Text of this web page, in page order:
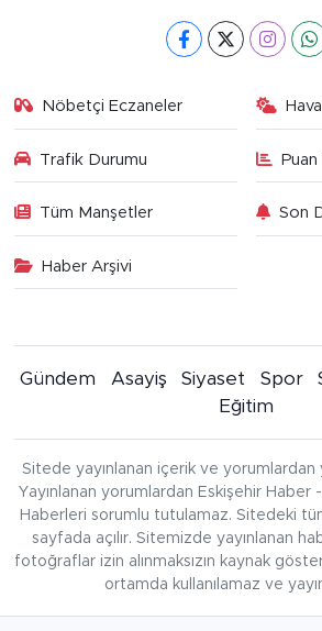
Nöbetçi Eczaneler
Trafik Durumu
Tüm Manşetler Son
Haber Arşivi
Gündem Asayiş Siyaset Spor
Eğitim
Sitede yayınlanan içerik ve yorumlardan
Yayınlanan yorumlardan Eskişehir Haber
Haberleri sorumlu tutulamaz. Sitedeki
sayfada açılır. Sitemizde yayınlanan
fotoğraflar izin alınmaksızın kaynak
ortamda kullanılamaz ve